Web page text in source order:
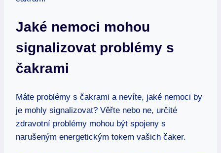
Jaké nemoci mohou
signalizovat problémy s
čakrami
Máte problémy s čakrami a nevíte, jaké nemoci by
je mohly signalizovat? Věřte nebo ne, určité
zdravotní problémy mohou být spojeny s
narušeným energetickým tokem vašich čaker.